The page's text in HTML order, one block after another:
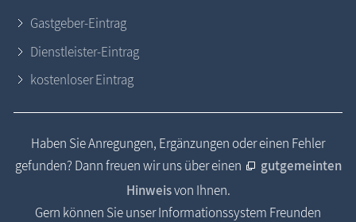
Gastgeber-Eintrag
Dienstleister-Eintrag
kostenloser Eintrag
Haben Sie Anregungen, Ergänzungen oder einen Fehler
gefunden? Dann freuen wir uns über einen
gutgemeinten
Hinweisvon Ihnen.
Gern können Sie unser Informationssystem Freunden